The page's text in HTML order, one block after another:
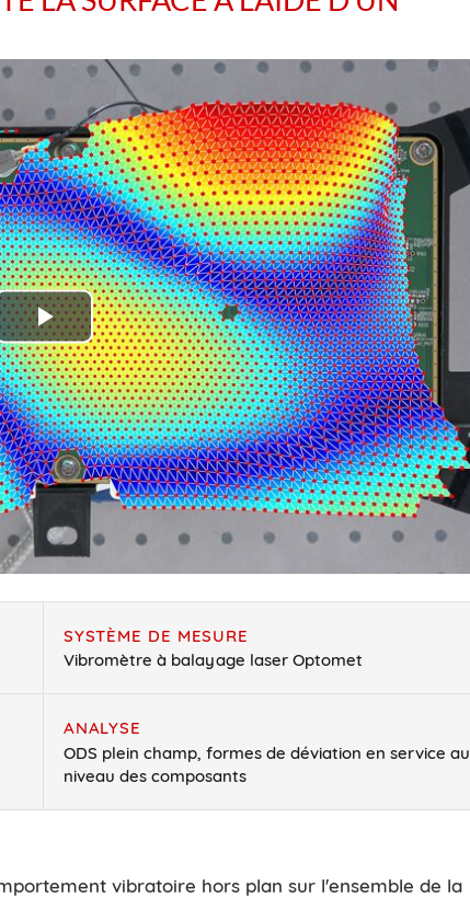
Play
Video
SYSTÈME DE MESURE
Vibromètre à balayage laser Optomet
ANALYSE
ODS plein champ, formes de déviation en service au
niveau des composants
vibratoire hors plan sur l'ensemble de la